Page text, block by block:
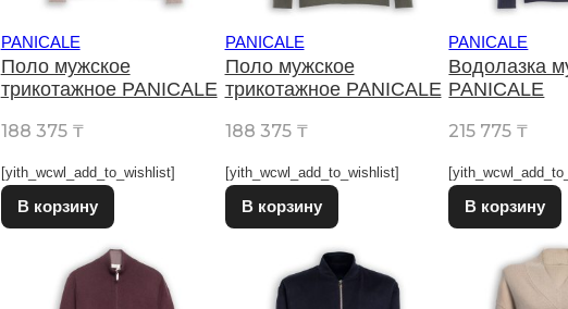
PANICALE
Поло мужское
трикотажное PANICALE
188 375 ₸
[yith_wcwl_add_to_wishlist]
В корзину Этот товар имеет несколько вариаций. Опции можно
PANICALE
Поло мужское
трикотажное PANICALE
188 375 ₸
[yith_wcwl_add_to_wishlist]
В корзину Этот товар имеет несколько
PANICALE
Водолазка
PANICALE
215 775 ₸
В корзину